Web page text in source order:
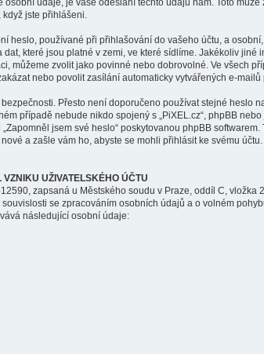
údaje, je vaše odeslání těchto údajů nám. Toto
když jste přihlášeni.
heslo, používané při přihlašování do vašeho účtu, a
které jsou platné v zemi, ve které sídlíme. Jakékoliv jiné
můžeme zvolit jako povinné nebo dobrovolné. Ve všech
nebo povolit zasílání automaticky vytvářených e-
Přesto není doporučeno používat stejné heslo
případě nebude nikdo spojený s „PiXEL.cz“, phpBB
jsem své heslo“ poskytovanou phpBB
a zašle vám ho, abyste se mohli přihlásit ke svému účtu.
UŽIVATELSKÉHO ÚČTU
zapsaná u Městského soudu v Praze, oddíl C, vložka
se zpracováním osobních údajů a o volném
následující osobní údaje: